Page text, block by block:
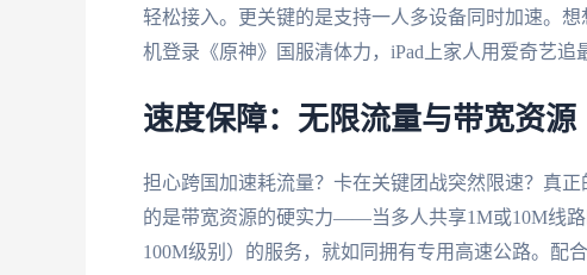
轻松接入。更关键的是支持一人多设备同时加速。
机登录《原神》国服清体力，iPad上家人用爱奇艺
速度保障：无限流量与带宽资源
担心跨国加速耗流量？卡在关键团战突然限速？真
的是带宽资源的硬实力——当多人共享1M或10M线
100M级别）的服务，就如同拥有专用高速公路。配